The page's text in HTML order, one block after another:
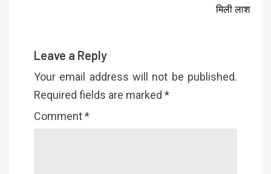
मिली लाश
Leave a Reply
Your email address will not be published.
Required fields are marked *
Comment*